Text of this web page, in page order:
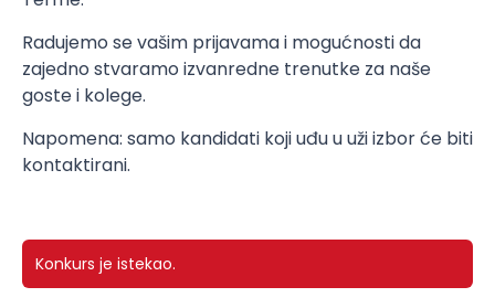
Radujemo se vašim prijavama i mogućnosti da
zajedno stvaramo izvanredne trenutke za naše
goste i kolege.
Napomena: samo kandidati koji uđu u uži izbor će biti
kontaktirani.
Konkurs je istekao.